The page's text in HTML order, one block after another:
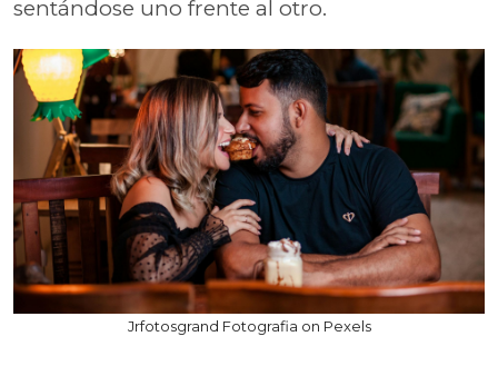
sentándose uno frente al otro.
Jrfotosgrand Fotografia on Pexels